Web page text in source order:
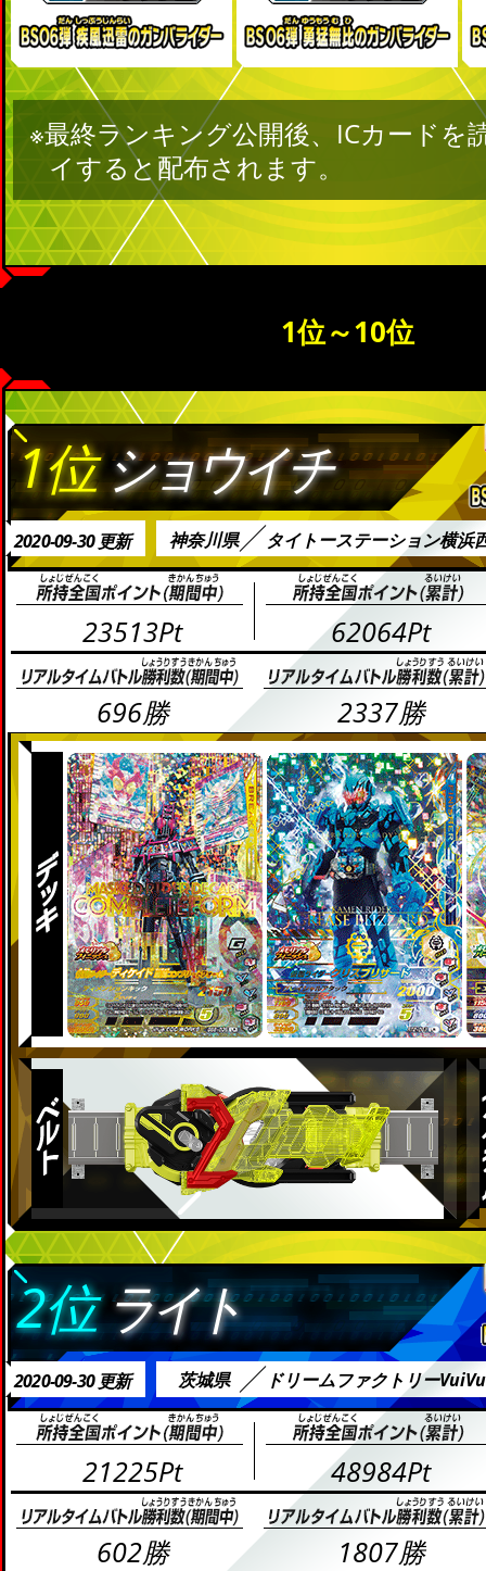
※最終ランキング公開後、ICカードを
イすると配布されます。
1位～10位
1位ショウイチ
2020-09-30 更新 神奈川県 タイトーステーション横浜
23513Pt 62064Pt
696勝 2337勝
2位ライト
2020-09-30 更新 茨城県 ドリームファクトリー
21225Pt 48984Pt
602勝 1807勝